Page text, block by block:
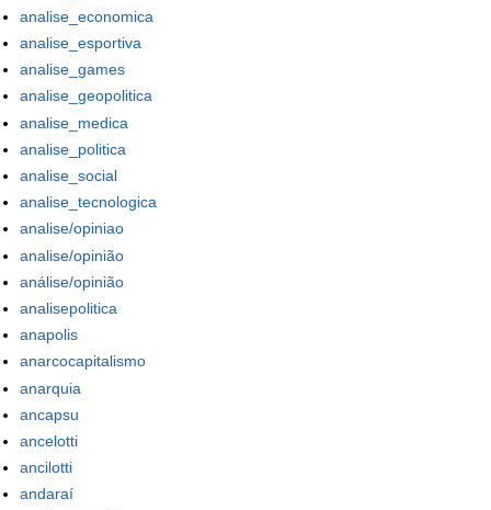
analise_economica
analise_esportiva
analise_games
analise_geopolitica
analise_medica
analise_politica
analise_social
analise_tecnologica
analise/opiniao
analise/opinião
análise/opinião
analisepolitica
anapolis
anarcocapitalismo
anarquia
ancapsu
ancelotti
ancilotti
andaraí